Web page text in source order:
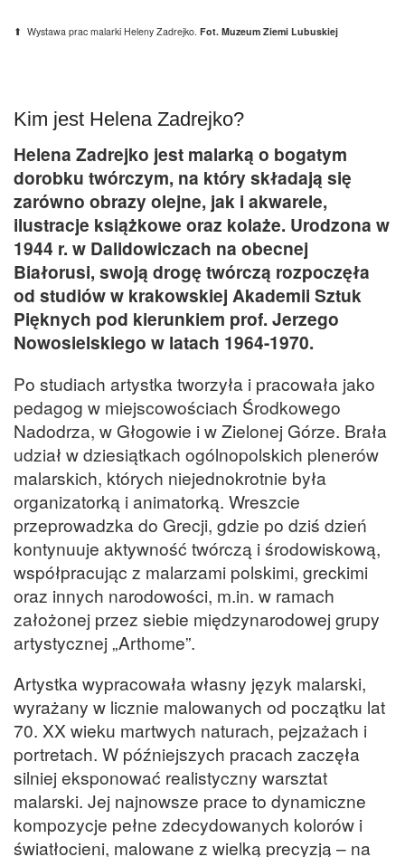
⬆ Wystawa prac malarki Heleny Zadrejko. Fot. Muzeum Ziemi Lubuskiej
Kim jest Helena Zadrejko?
Helena Zadrejko jest malarką o bogatym
dorobku twórczym, na który składają się
zarówno obrazy olejne, jak i akwarele,
ilustracje książkowe oraz kolaże. Urodzona w
1944 r. w Dalidowiczach na obecnej
Białorusi, swoją drogę twórczą rozpoczęła
od studiów w krakowskiej Akademii Sztuk
Pięknych pod kierunkiem prof. Jerzego
Nowosielskiego w latach 1964-1970.
Po studiach artystka tworzyła i pracowała jako
pedagog w miejscowościach Środkowego
Nadodrza, w Głogowie i w Zielonej Górze. Brała
udział w dziesiątkach ogólnopolskich plenerów
malarskich, których niejednokrotnie była
organizatorką i animatorką. Wreszcie
przeprowadzka do Grecji, gdzie po dziś dzień
kontynuuje aktywność twórczą i środowiskową,
współpracując z malarzami polskimi, greckimi
oraz innych narodowości, m.in. w ramach
założonej przez siebie międzynarodowej grupy
artystycznej „Arthome”.
Artystka wypracowała własny język malarski,
wyrażany w licznie malowanych od początku lat
70. XX wieku martwych naturach, pejzażach i
portretach. W późniejszych pracach zaczęła
silniej eksponować realistyczny warsztat
malarski. Jej najnowsze prace to dynamiczne
kompozycje pełne zdecydowanych kolorów i
światłocieni, malowane z wielką precyzją – na